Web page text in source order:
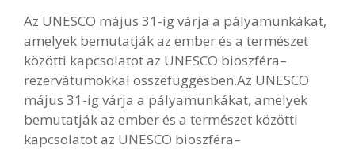
Az UNESCO május 31-ig várja a pályamunkákat,
amelyek bemutatják az ember és a természet
közötti kapcsolatot az UNESCO bioszféra–
rezervátumokkal összefüggésben.Az UNESCO
május 31-ig várja a pályamunkákat, amelyek
bemutatják az ember és a természet közötti
kapcsolatot az UNESCO bioszféra–